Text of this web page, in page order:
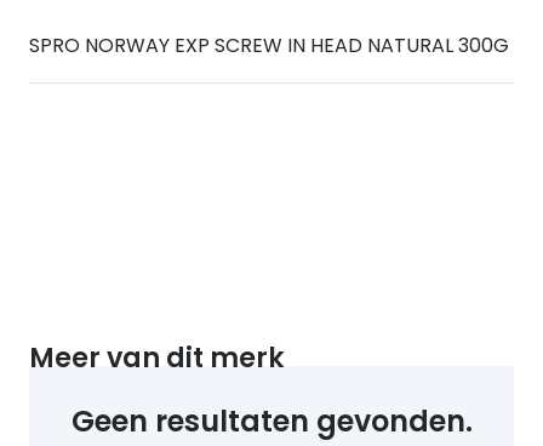
HEAD
NATURAL
SPRO NORWAY EXP SCREW IN HEAD NATURAL 300G
Meer van dit merk
Geen resultaten gevonden.